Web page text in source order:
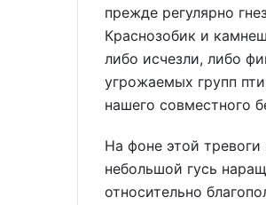
прежде регулярно
Краснозобик и
либо исчезли, либо
угрожаемых групп
нашего совместного
На фоне этой
небольшой гусь
относительно